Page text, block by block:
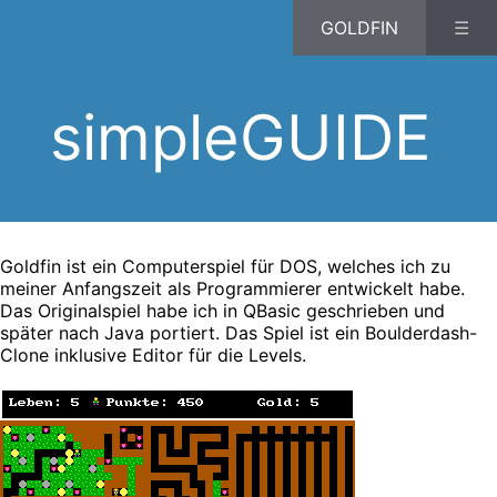
simpleGUIDE
☰
GOLDFIN
Goldfin ist ein Computerspiel für DOS, welches ich zu
meiner Anfangszeit als Programmierer entwickelt habe.
Das Originalspiel habe ich in QBasic geschrieben und
später nach Java portiert. Das Spiel ist ein Boulderdash-
Clone inklusive Editor für die Levels.